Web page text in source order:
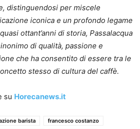
distinguendosi per miscele
iconica e un profondo legame
ottant’anni di storia, Passalacqua
di qualità, passione e
che ha consentito di essere tra le
stesso di cultura del caffè.
su Horecanews.it
barista
francesco costanzo